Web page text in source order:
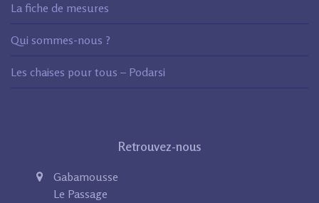
La fiche de mesures
Qui sommes-nous ?
Les chaises pour tous – Podarsi
Retrouvez-nous
Gabamousse
Le Passage